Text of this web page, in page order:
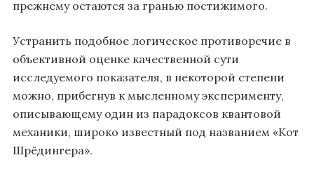
прежнему остаются за гранью постижимого.
Устранить подобное логическое противоречие в
объективной оценке качественной сути
исследуемого показателя, в некоторой степени
можно, прибегнув к мысленному эксперименту,
описывающему один из парадоксов квантовой
механики, широко известный под названием «Кот
Шрёдингера».